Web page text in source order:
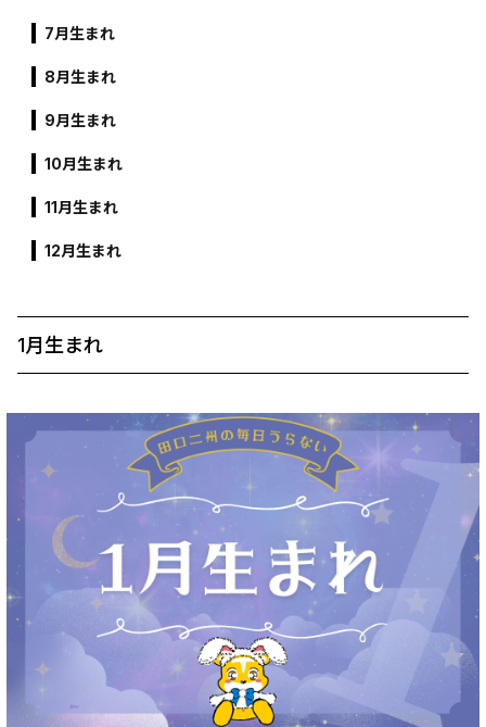
7月生まれ
8月生まれ
9月生まれ
10月生まれ
11月生まれ
12月生まれ
1月生まれ